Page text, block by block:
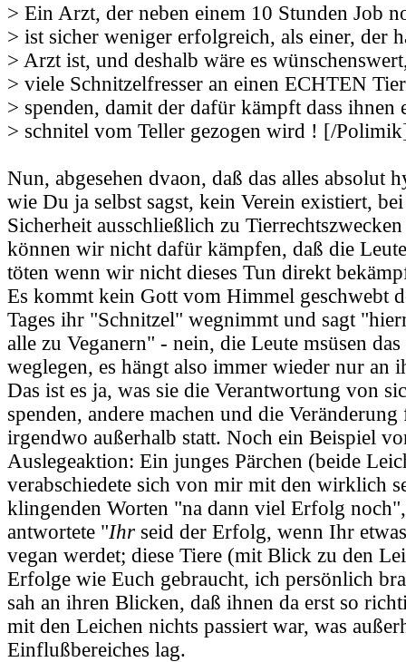
> Ein Arzt, der neben einem 10 Stunden Job
> ist sicher weniger erfolgreich, als einer, der
> Arzt ist, und deshalb wäre es
> viele Schnitzelfresser an einen ECHTEN
> spenden, damit der dafür kämpft dass ihnen
> schnitel vom Teller gezogen wird ! [/
Nun, abgesehen dvaon, daß das alles absolut
wie Du ja selbst sagst, kein Verein existiert,
Sicherheit ausschließlich zu
können wir nicht dafür kämpfen, daß die
töten wenn wir nicht dieses Tun direkt
Es kommt kein Gott vom Himmel geschwebt
Tages ihr "Schnitzel" wegnimmt und sagt
alle zu Veganern" - nein, die Leute msüsen
weglegen, es hängt also immer wieder nur an
Das ist es ja, was sie die Verantwortung von
spenden, andere machen und die
irgendwo außerhalb statt. Noch ein Beispiel
Auslegeaktion: Ein junges Pärchen (beide
verabschiedete sich von mir mit den wirklich
klingenden Worten "na dann viel Erfolg
antwortete "Ihr seid der Erfolg, wenn Ihr
vegan werdet; diese Tiere (mit Blick zu den
Erfolge wie Euch gebraucht, ich persönlich
sah an ihren Blicken, daß ihnen da erst so
mit den Leichen nichts passiert war, was
Einflußbereiches lag.